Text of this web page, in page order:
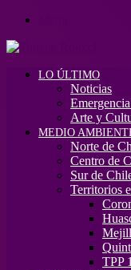
LO ÚLTIMO
Noticias
Arte y
MEDIO
Norte de
Centro de
Sur de
Territorios
TPP